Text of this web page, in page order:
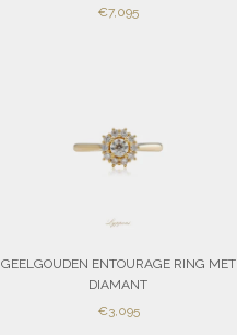
SALE
€7,095
GEELGOUDEN ENTOURAGE RING MET
DIAMANT
SALE
€3,095